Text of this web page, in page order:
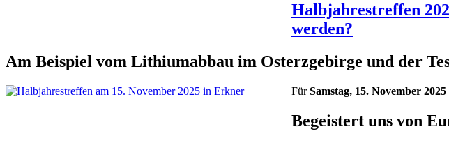
Halbjahrestreffen
werden?
Am Beispiel vom Lithiumabbau im Osterzgebirge und der
FürSamstag, 15. November 2025
Begeistert uns von